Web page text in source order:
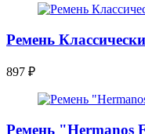
Ремень
897 ₽
Ремень "Hermanos